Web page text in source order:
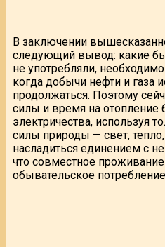
В заключении
следующий вывод: какие
не употребляли,
когда добычи нефти и газа
продолжаться. Поэтому
силы и время на отопление
электричества, используя
силы природы — свет,
насладиться единением с
что совместное
обывательское